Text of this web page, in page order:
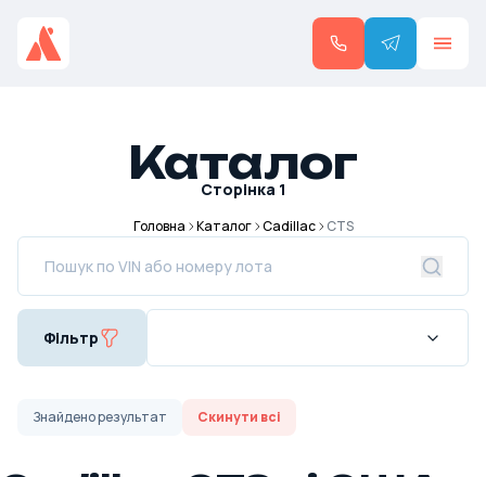
Каталог
Сторінка 1
Головна Каталог Cadillac CTS
Фільтр
Знайденорезультат Скинути всі